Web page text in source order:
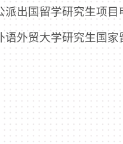
派出国留学研究生项目
语外贸大学研究生国